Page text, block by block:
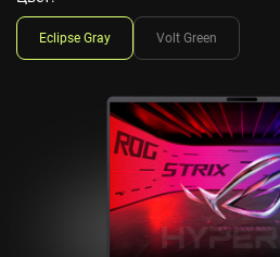
Eclipse Gray Volt Green